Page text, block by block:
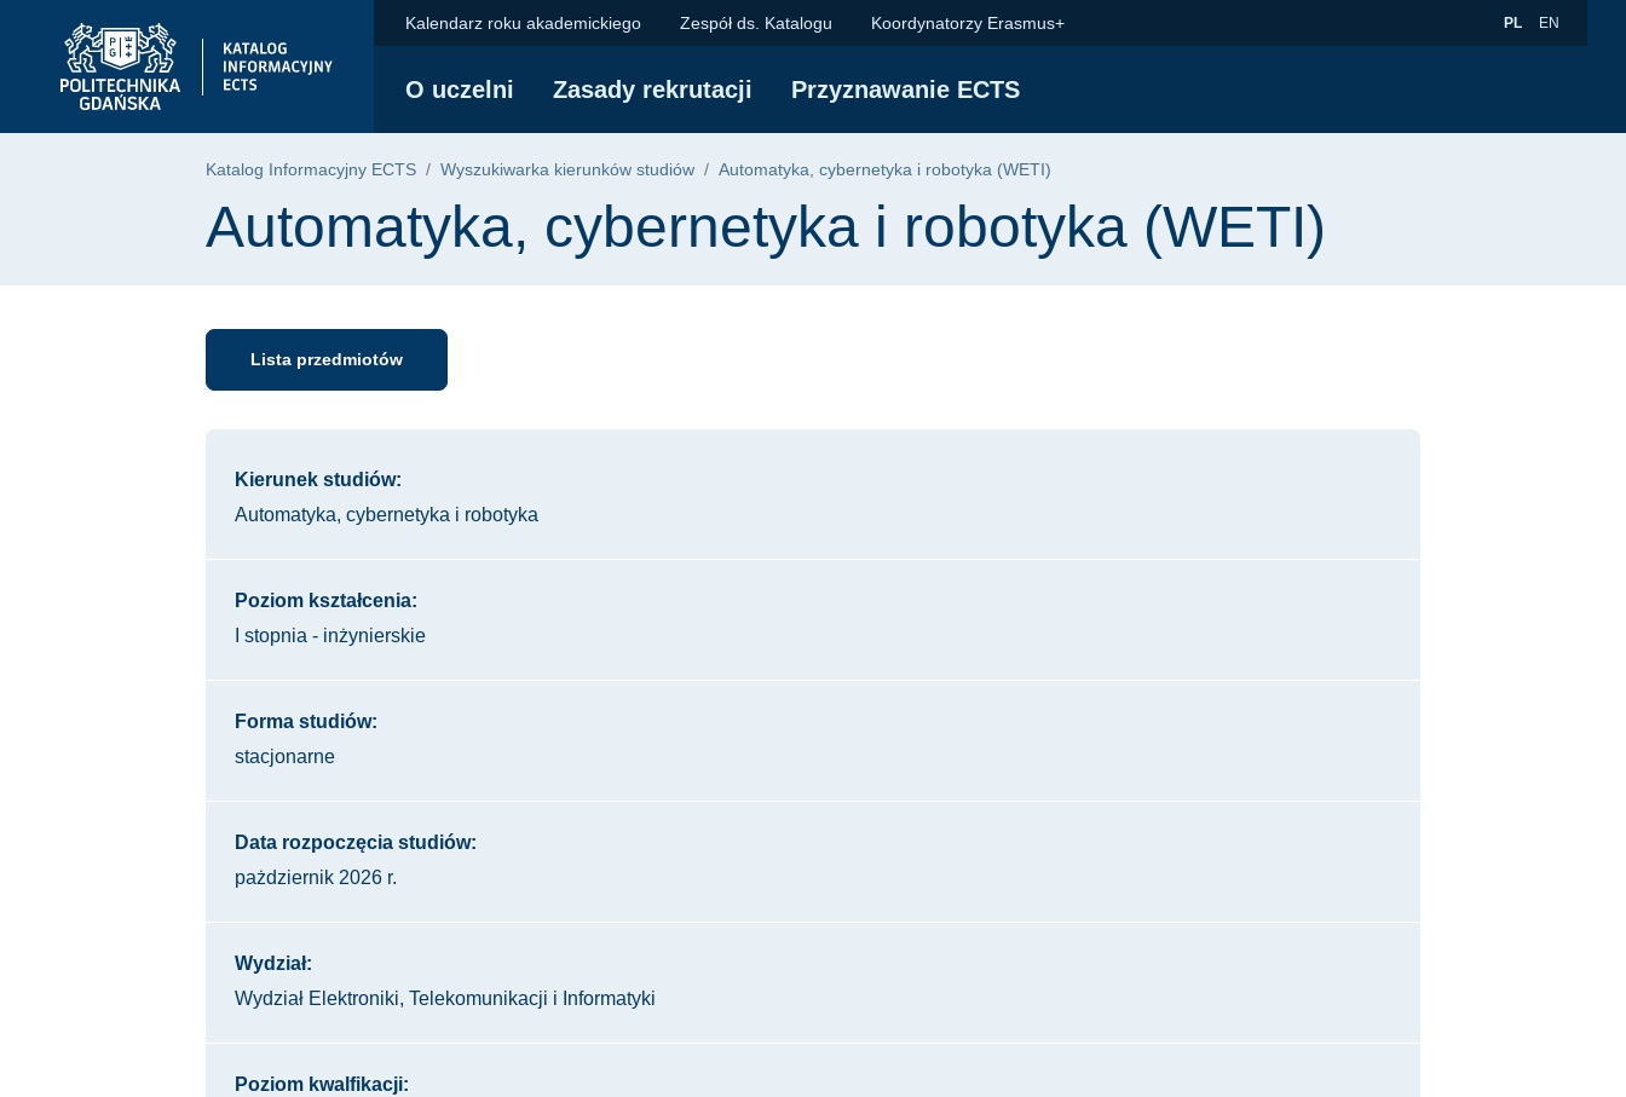
Politechnika Gdańska - strona główna
Kalendarz roku akademickiego Zespół ds. Katalogu Koordynatorzy Erasmus+ WYBÓR JĘZYKA
PL WYBÓR
EN
O uczelni Zasady rekrutacji Przyznawanie ECTS
Katalog Informacyjny ECTS Wyszukiwarka kierunków studiów Automatyka, cybernetyka i robotyka (WETI)
Automatyka, cybernetyka i robotyka (WETI)
Lista przedmiotów
Kierunek studiów:
Automatyka, cybernetyka i robotyka
Poziom kształcenia:
I stopnia - inżynierskie
Forma studiów:
stacjonarne
Data rozpoczęcia studiów:
pażdziernik 2026 r.
Wydział:
Wydział Elektroniki, Telekomunikacji i Informatyki
Poziom kwalfikacji: